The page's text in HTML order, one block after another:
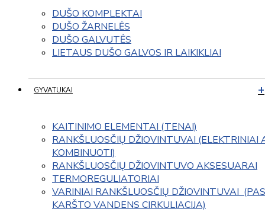
DUŠO KOMPLEKTAI
DUŠO ŽARNELĖS
DUŠO GALVUTĖS
LIETAUS DUŠO GALVOS IR LAIKIKLIAI
GYVATUKAI
KAITINIMO ELEMENTAI (TENAI)
RANKŠLUOSČIŲ DŽIOVINTUVAI (ELEKTRINIAI
KOMBINUOTI)
RANKŠLUOSČIŲ DŽIOVINTUVO AKSESUARAI
TERMOREGULIATORIAI
VARINIAI RANKŠLUOSČIŲ DŽIOVINTUVAI
KARŠTO VANDENS CIRKULIACIJA)